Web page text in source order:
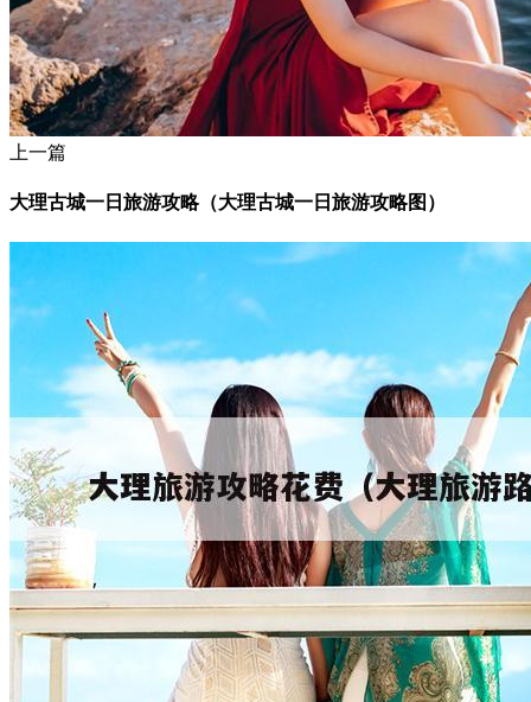
上一篇
大理古城一日旅游攻略（大理古城一日旅游攻略图）